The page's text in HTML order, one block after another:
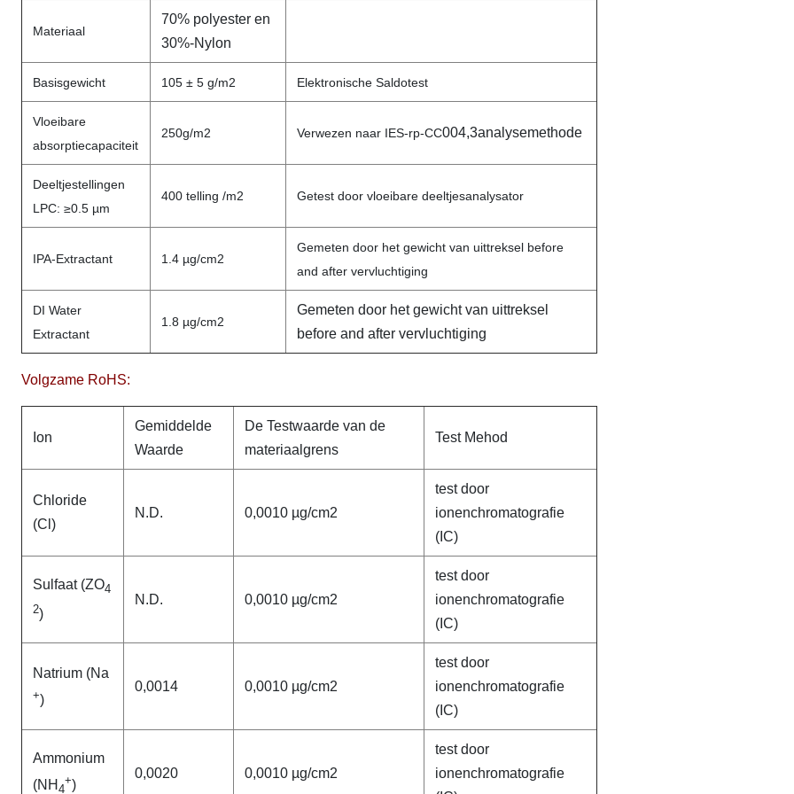
Materiaal
70% polyester en
30%-Nylon
Basisgewicht 105 ± 5 g/m2 Elektronische Saldotest
Vloeibare
absorptiecapaciteit
250g/m2 Verwezen naar IES-rp-CC004,3analysemethode
Deeltjestellingen
LPC: ≥0.5 µm
400 telling /m2 Getest door vloeibare deeltjesanalysator
IPA-Extractant 1.4 µg/cm2
Gemeten door het gewicht van uittreksel before
and after vervluchtiging
DI Water
Extractant
1.8 µg/cm2
Gemeten door het gewicht van uittreksel
before and after vervluchtiging
Volgzame RoHS:
Ion
Gemiddelde
Waarde
De Testwaarde van de
materiaalgrens
Test Mehod
Chloride
(Cl)
N.D. 0,0010 µg/cm2
test door
ionenchromatografie
(IC)
Sulfaat (ZO4
2)
N.D. 0,0010 µg/cm2
test door
ionenchromatografie
(IC)
Natrium (Na
+)
0,0014 0,0010 µg/cm2
test door
ionenchromatografie
(IC)
Ammonium
(NH 4
+)
0,0020 0,0010 µg/cm2
test door
ionenchromatografie